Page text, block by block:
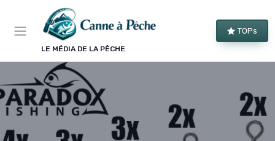
LE MÉDIA DE LA PÊCHE
TOPs
Panneau de gestion des cookies